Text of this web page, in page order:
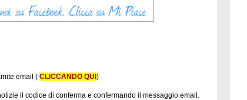
email ( CLICCANDO QUI )
il codice di conferma e confermando il messaggio email.